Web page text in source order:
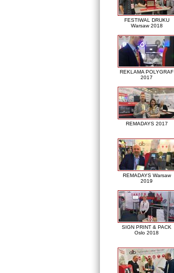
FESTIWAL DRUKU
Warsaw 2018
REKLAMA POLYGRAF
2017
REMADAYS 2017
REMADAYS Warsaw
2019
SIGN PRINT & PACK
Oslo 2018